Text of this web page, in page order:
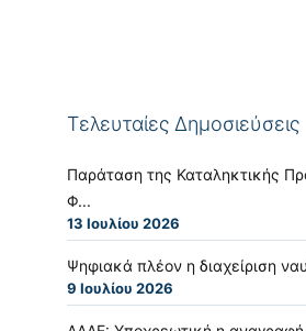
Τελευταίες Δημοσιεύσεις
Παράταση της Καταληκτικής
Φ...
13 Ιουλίου 2026
Ψηφιακά πλέον η διαχείριση
9 Ιουλίου 2026